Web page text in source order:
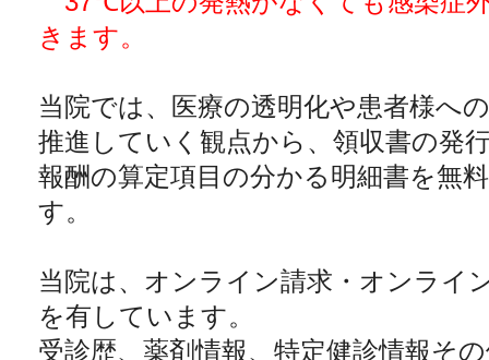
きます。
当院では、医療の透明化や患者様へ
推進していく観点から、領収書の発
報酬の算定項目の分かる明細書を無
す。
当院は、オンライン請求・オンライ
を有しています。
受診歴、薬剤情報、特定健診情報そ